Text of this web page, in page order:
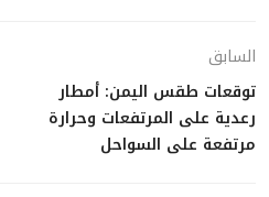
السابق
توقعات طقس اليمن: أمطار
رعدية على المرتفعات وحرارة
مرتفعة على السواحل